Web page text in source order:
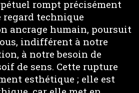
rompt précisément
regard technique
ancrage humain, poursuit
indifférent à notre
à notre besoin de
de sens. Cette rupture
esthétique ; elle est